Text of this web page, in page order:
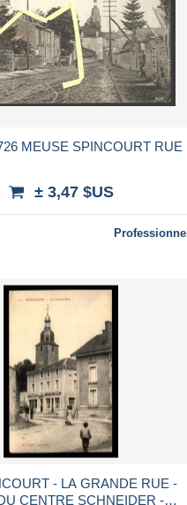
MEUSE SPINCOURT RUE
± 3,47 $US
Professionnel
- LA GRANDE RUE -
CENTRE SCHNEIDER -